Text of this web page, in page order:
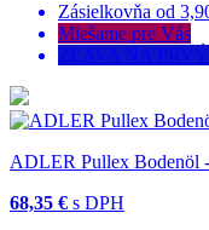
Zásielkovňa od
Miešame pre Vás
ZĽAVA NA
ADLER Pullex Bodenöl
68,35 € s DPH